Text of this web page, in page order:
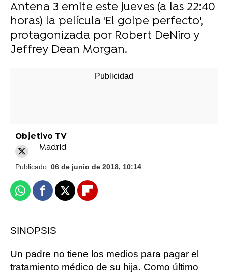
Antena 3 emite este jueves (a las 22:40
horas) la película 'El golpe perfecto',
protagonizada por Robert DeNiro y
Jeffrey Dean Morgan.
Objetivo TV
Madrid
Publicado: 06 de junio de 2018, 10:14
WhatsappFacebook
X Flipboard
SINOPSIS
Un padre no tiene los medios para pagar el
tratamiento médico de su hija. Como último